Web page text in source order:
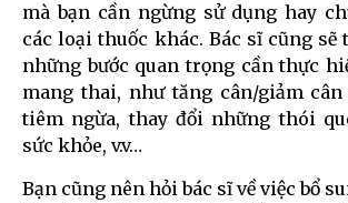
mà bạn cần ngừng sử dụng hay
các loại thuốc khác. Bác sĩ cũng sẽ
những bước quan trọng cần thực
mang thai, như tăng cân/giảm
tiêm ngừa, thay đổi những thói
sức khỏe, v.v…
Bạn cũng nên hỏi bác sĩ về việc bổ